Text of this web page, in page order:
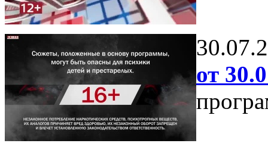
от